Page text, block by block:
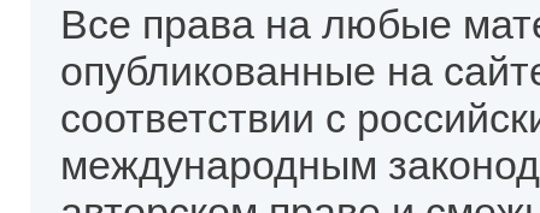
Все права на любые
опубликованные на
соответствии с
международным